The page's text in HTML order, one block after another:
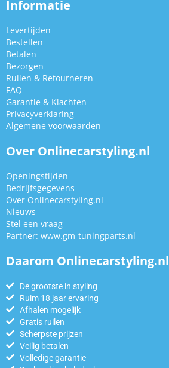
Informatie
Levertijden
Bestellen
Betalen
Bezorgen
Ruilen & Retourneren
FAQ
Garantie & Klachten
Privacyverklaring
Algemene voorwaarden
Over Onlinecarstyling.nl
Openingstijden
Bedrijfsgegevens
Over Onlinecarstyling.nl
Nieuws
Stel een vraag
Partner: www.gm-tuningparts.nl
Daarom Onlinecarstyling.nl
De grootste in styling
Ruim 18 jaar ervaring
Afhalen mogelijk
Gratis ruilen
Scherpste prijzen
Veilig betalen
Volledige garantie